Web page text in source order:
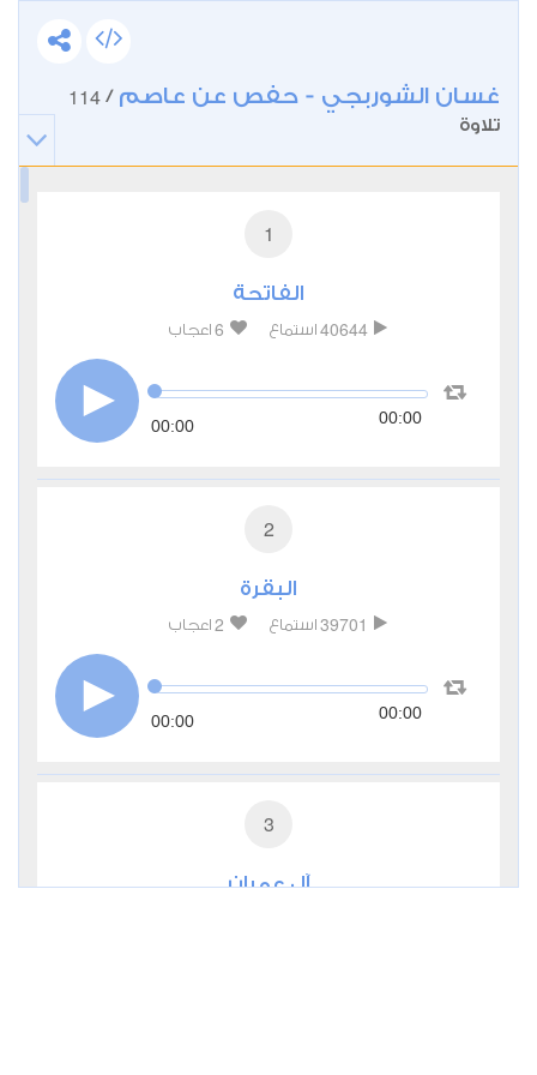
غسان الشوربجي - حفص عن عاصم /
114
تلاوة
1
الفاتحة
40644 استماع 6 اعجاب
00:00 00:00
2
البقرة
39701 استماع 2 اعجاب
00:00 00:00
3
آل عمران